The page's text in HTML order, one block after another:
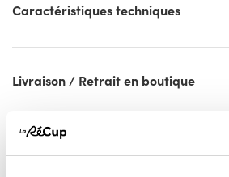
Caractéristiques techniques
Livraison / Retrait en boutique